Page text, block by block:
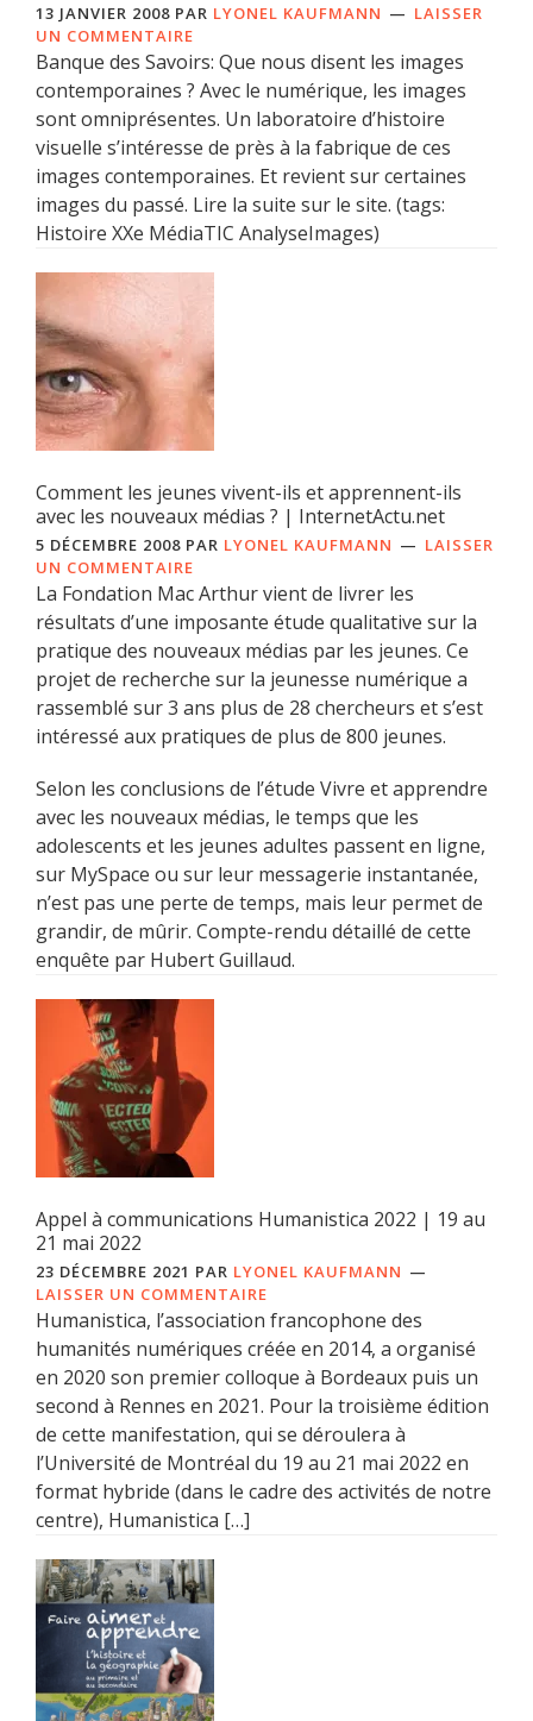
13 JANVIER 2008 PAR LYONEL KAUFMANN
LAISSER
UN COMMENTAIRE
Banque des Savoirs: Que nous disent les images
contemporaines ? Avec le numérique, les images
sont omniprésentes. Un laboratoire d’histoire
visuelle s’intéresse de près à la fabrique de ces
images contemporaines. Et revient sur certaines
images du passé. Lire la suite sur le site. (tags:
Histoire XXe MédiaTIC AnalyseImages)
Comment les jeunes vivent-ils et apprennent-ils
avec les nouveaux médias ? | InternetActu.net
5 DÉCEMBRE 2008 PAR LYONEL KAUFMANN
LAISSER
UN COMMENTAIRE
La Fondation Mac Arthur vient de livrer les
résultats d’une imposante étude qualitative sur la
pratique des nouveaux médias par les jeunes. Ce
projet de recherche sur la jeunesse numérique a
rassemblé sur 3 ans plus de 28 chercheurs et s’est
intéressé aux pratiques de plus de 800 jeunes.
Selon les conclusions de l’étude Vivre et apprendre
avec les nouveaux médias, le temps que les
adolescents et les jeunes adultes passent en ligne,
sur MySpace ou sur leur messagerie instantanée,
n’est pas une perte de temps, mais leur permet de
grandir, de mûrir. Compte-rendu détaillé de cette
enquête par Hubert Guillaud.
Appel à communications Humanistica 2022 | 19 au
21 mai 2022
23 DÉCEMBRE 2021 PAR LYONEL KAUFMANN
LAISSER UN COMMENTAIRE
Humanistica, l’association francophone des
humanités numériques créée en 2014, a organisé
en 2020 son premier colloque à Bordeaux puis un
second à Rennes en 2021. Pour la troisième édition
de cette manifestation, qui se déroulera à
l’Université de Montréal du 19 au 21 mai 2022 en
format hybride (dans le cadre des activités de notre
centre), Humanistica […]